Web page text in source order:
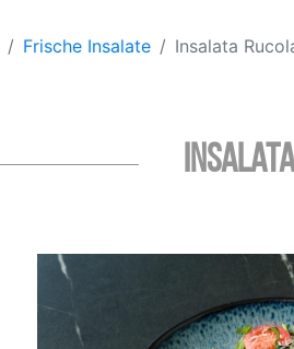
Frische Insalate Insalata